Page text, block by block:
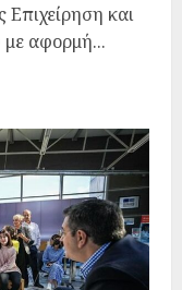
και
με αφορμή...